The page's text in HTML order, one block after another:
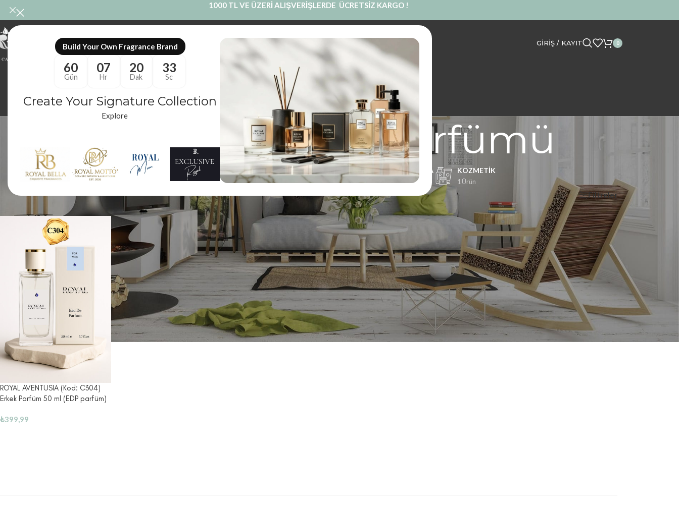
Build Your Own Fragrance Brand
60
Gün
07
Hr
20
Dak
32
Sc
Create Your Signature Collection
Explore
1000 TL VE ÜZERİ ALIŞVERİŞLERDE ÜCRETSİZ KARGO !
ONLINE SATIŞ PRIVATE LABEL KURUMSAL GIRIŞ / KAYIT 0
ananaslı erkek parfümü
ODA KOKUSU
86 Ürünler
MUM
101 Ürünler
PARFÜM
97 Ürünler
KOKU KESESI
14 Ürünler
KOLONYA
16 Ürünler
KOZMETIK
1 Ürün
Royal Mum/Ürünler “ananaslı erkek parfümü” olarak etiketlendi Göster 12 Filtreler
ROYAL AVENTUSIA (Kod: C304)
Erkek Parfüm 50 ml (EDP parfüm)
₺399,99